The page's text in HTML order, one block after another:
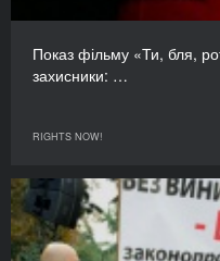
Показ фільму «Ти, бля,
захисники: …
RIGHTS NOW!